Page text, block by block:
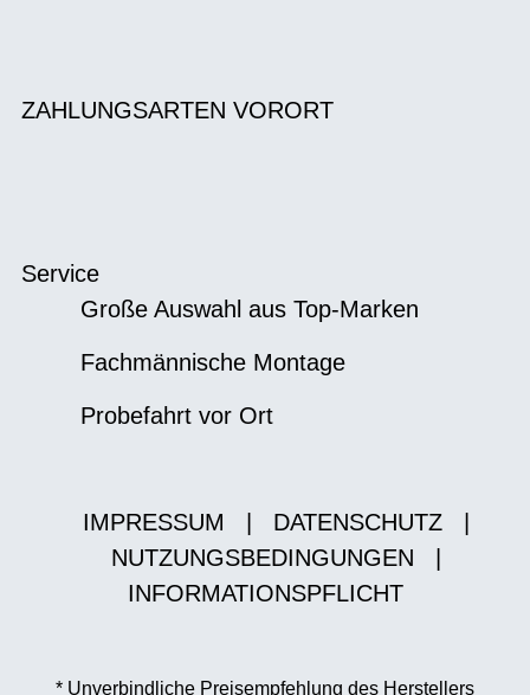
ZAHLUNGSARTEN VORORT
Service
Große Auswahl aus Top-Marken
Fachmännische Montage
Probefahrt vor Ort
IMPRESSUM DATENSCHUTZ
NUTZUNGSBEDINGUNGEN
INFORMATIONSPFLICHT
* Unverbindliche Preisempfehlung des Herstellers